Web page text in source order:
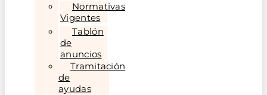
Normativas
Vigentes
Tablón
de
anuncios
Tramitación
de
ayudas